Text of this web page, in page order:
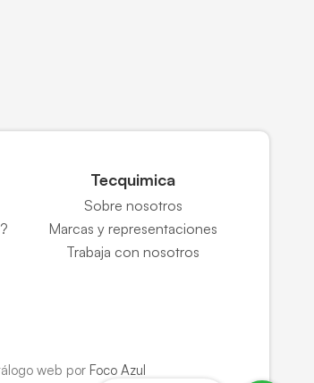
Tecquimica
Sobre nosotros
Marcas y representaciones
Trabaja con nosotros
web por Foco Azul